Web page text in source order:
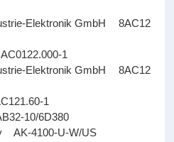
Elektronik GmbH 8AC12
1
Elektronik GmbH 8AC12
1
AB32-10/6D380
AK-4100-U-W/US